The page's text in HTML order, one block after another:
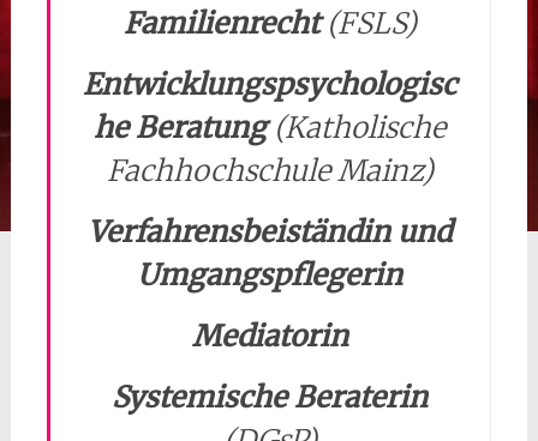
Familienrecht(FSLS)
Entwicklungspsychologisc
he Beratung(Katholische
Fachhochschule Mainz)
Verfahrensbeiständin und
Umgangspflegerin
Mediatorin
Systemische Beraterin